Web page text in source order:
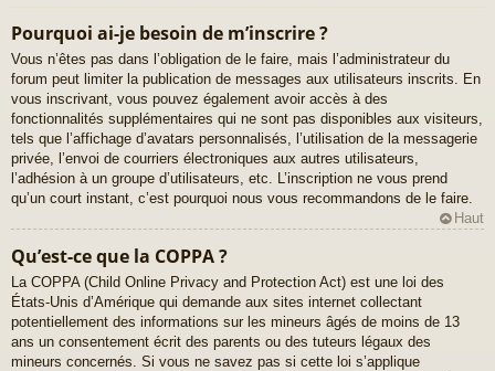
Pourquoi ai-je besoin de m’inscrire ?
Vous n’êtes pas dans l’obligation de le faire, mais l’administrateur du
forum peut limiter la publication de messages aux utilisateurs inscrits. En
vous inscrivant, vous pouvez également avoir accès à des
fonctionnalités supplémentaires qui ne sont pas disponibles aux visiteurs,
tels que l’affichage d’avatars personnalisés, l’utilisation de la messagerie
privée, l’envoi de courriers électroniques aux autres utilisateurs,
l’adhésion à un groupe d’utilisateurs, etc. L’inscription ne vous prend
qu’un court instant, c’est pourquoi nous vous recommandons de le faire.
Haut
Qu’est-ce que la COPPA ?
La COPPA (Child Online Privacy and Protection Act) est une loi des
États-Unis d’Amérique qui demande aux sites internet collectant
potentiellement des informations sur les mineurs âgés de moins de 13
ans un consentement écrit des parents ou des tuteurs légaux des
mineurs concernés. Si vous ne savez pas si cette loi s’applique